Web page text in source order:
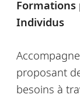
Formations
Individus
proposant
besoins à